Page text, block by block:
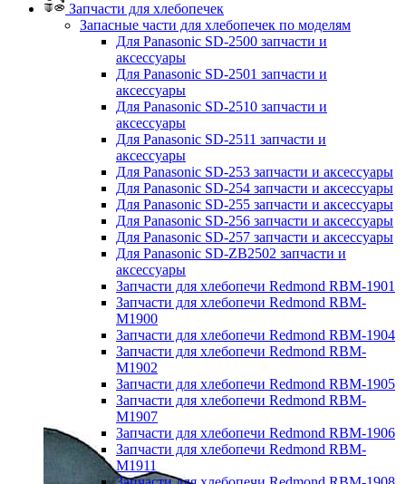
Запчасти для хлебопечек
Запасные части для хлебопечек по моделям
Для Panasonic SD-2500 запчасти и
аксессуары
Для Panasonic SD-2501 запчасти и
аксессуары
Для Panasonic SD-2510 запчасти и
аксессуары
Для Panasonic SD-2511 запчасти и
аксессуары
Для Panasonic SD-253 запчасти и аксессуары
Для Panasonic SD-254 запчасти и аксессуары
Для Panasonic SD-255 запчасти и аксессуары
Для Panasonic SD-256 запчасти и аксессуары
Для Panasonic SD-257 запчасти и аксессуары
Для Panasonic SD-ZB2502 запчасти и
аксессуары
Запчасти для хлебопечи Redmond RBM-1901
Запчасти для хлебопечи Redmond RBM-
M1900
Запчасти для хлебопечи Redmond RBM-1904
Запчасти для хлебопечи Redmond RBM-
M1902
Запчасти для хлебопечи Redmond RBM-1905
Запчасти для хлебопечи Redmond RBM-
M1907
Запчасти для хлебопечи Redmond RBM-1906
Запчасти для хлебопечи Redmond RBM-
M1911